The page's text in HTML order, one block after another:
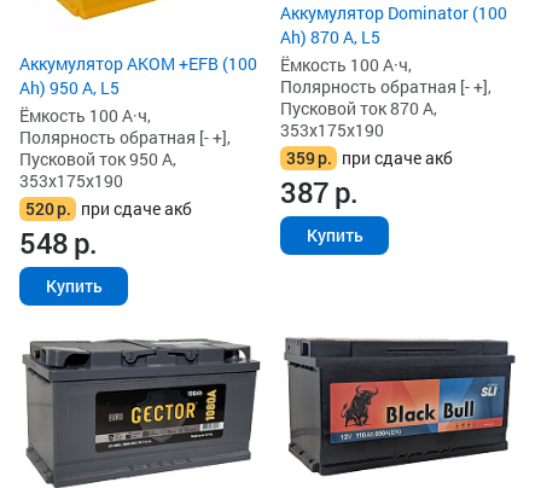
Аккумулятор AKOM +EFB (100
Ah) 950 А, L5
Ёмкость 100 А·ч,
Полярность обратная [- +],
Пусковой ток 950 А,
353x175x190
520р. при сдаче акб
548р.
Купить
Аккумулятор Dominator (100
Ah) 870 А, L5
Ёмкость 100 А·ч,
Полярность обратная [- +],
Пусковой ток 870 А,
353x175x190
359р. при сдаче акб
387р.
Купить